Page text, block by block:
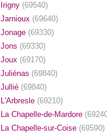
Irigny (69540)
Jarnioux (69640)
Jonage (69330)
Jons (69330)
Joux (69170)
Juliénas (69840)
Jullié (69840)
L'Arbresle (69210)
La Chapelle-de-Mardore
La Chapelle-sur-Coise (69590)